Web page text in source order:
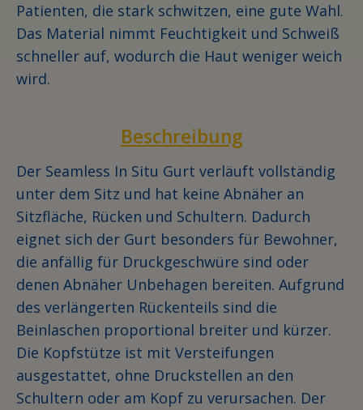
Patienten, die stark schwitzen, eine gute Wahl.
Das Material nimmt Feuchtigkeit und Schweiß
schneller auf, wodurch die Haut weniger weich
wird.
Beschreibung
Der Seamless In Situ Gurt verläuft vollständig
unter dem Sitz und hat keine Abnäher an
Sitzfläche, Rücken und Schultern. Dadurch
eignet sich der Gurt besonders für Bewohner,
die anfällig für Druckgeschwüre sind oder
denen Abnäher Unbehagen bereiten. Aufgrund
des verlängerten Rückenteils sind die
Beinlaschen proportional breiter und kürzer.
Die Kopfstütze ist mit Versteifungen
ausgestattet, ohne Druckstellen an den
Schultern oder am Kopf zu verursachen. Der